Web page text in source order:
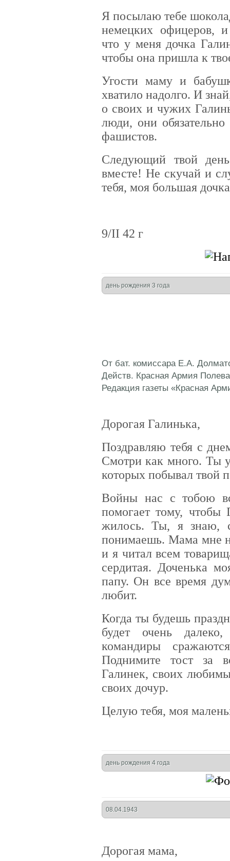
Я посылаю тебе
немецких офицеров,
что у меня дочка
чтобы она пришла к
Угости маму и
хватило надолго. И
о своих и чужих
люди, они
фашистов.
Следующий твой
вместе! Не скучай и
тебя, моя большая
9/II 42 г
день рождения 3 года
От бат. комиссара Е.А.
Действ. Красная Армия
Редакция газеты «Красная
Дорогая Галинька,
Поздравляю тебя с
Смотри как много. Ты
которых побывал твой
Войны нас с тобою
помогает тому, чтобы
жилось. Ты, я знаю,
понимаешь. Мама мне
и я читал всем
сердитая. Доченька
папу. Он все время
любит.
Когда ты будешь
будет очень
командиры
Поднимите тост за
Галинек, своих
своих дочур.
Целую тебя, моя
день рождения 4 года
08.04.1943
Дорогая мама,